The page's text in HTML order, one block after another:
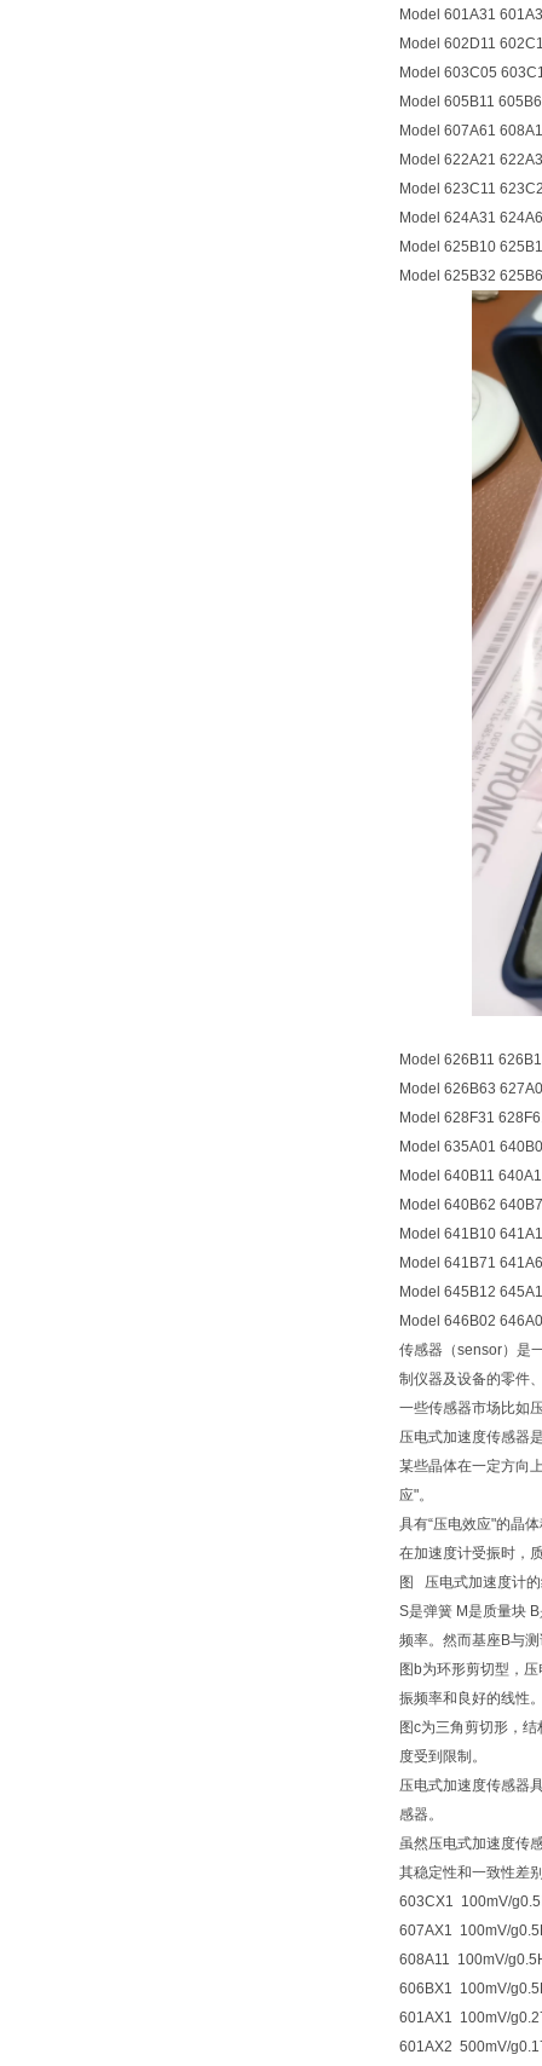
Model 601A31
Model 602D11
Model 603C05
Model 605B11
Model 607A61
Model 622A21
Model 623C11
Model 624A31
Model 625B10
Model 625B32
Model 626B11
Model 626B63
Model 628F31
Model 635A01
Model 640B11
Model 640B62
Model 641B10
Model 641B71
Model 645B12
Model 646B02
传感器（sensor）是
制仪器及设备的零件
一些传感器市场比如
压电式加速度传感器
某些晶体在一定方向
应"。
具有“压电效应"的晶
在加速度计受振时，
图 压电式加速度计
S是弹簧 M是质量块
频率。然而基座B与
图b为环形剪切型，
振频率和良好的线性
图c为三角剪切形，
度受到限制。
压电式加速度传感器
感器。
虽然压电式加速度传
其稳定性和一致性差
603CX1 100mV/
607AX1 100mV/
608A11 100mV/
606BX1 100mV/
601AX1 100mV/
601AX2 500mV/